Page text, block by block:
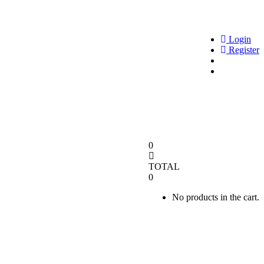
Login
Register
0
TOTAL
0
No products in the cart.